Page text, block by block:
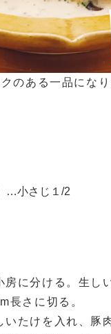
のある一品になり
…小さじ１/2
房に分ける。生し
長さに切る。
たけを入れ、豚